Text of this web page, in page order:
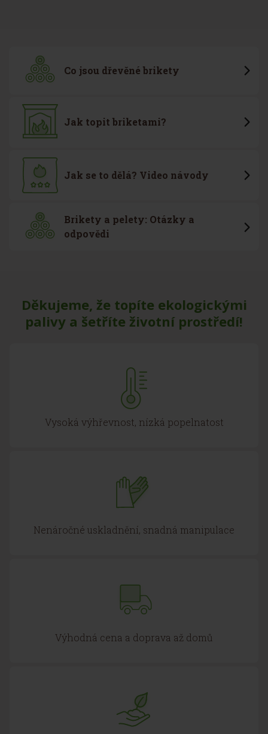
Co jsou dřevěné brikety
Jak topit briketami?
Jak se to dělá? Video návody
Brikety a pelety: Otázky a
odpovědi
Děkujeme, že topíte ekologickými
palivy a šetříte životní prostředí!
Vysoká výhřevnost, nízká popelnatost
Nenáročné uskladnění, snadná manipulace
Výhodná cena a doprava až domů